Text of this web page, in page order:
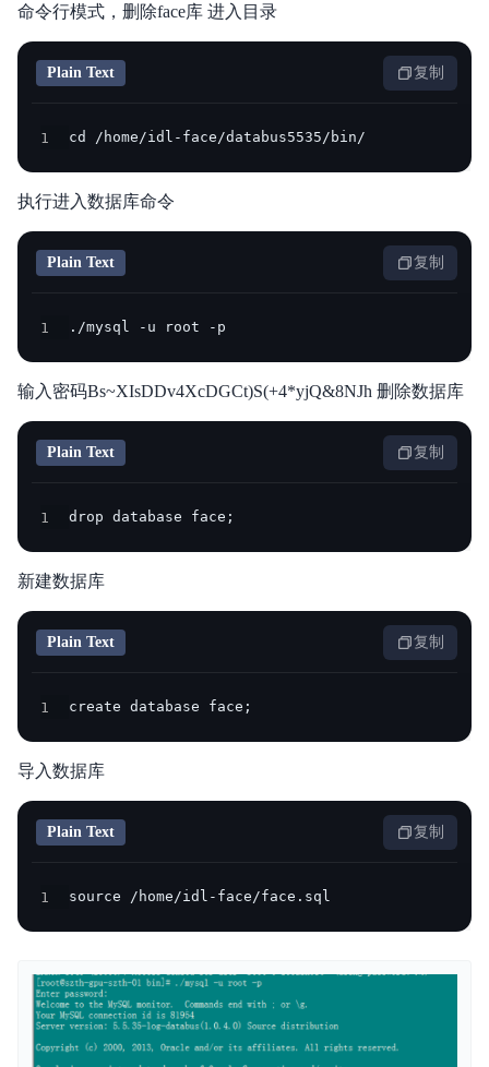
命令行模式，删除face库 进入目录
Plain Text 复制
1 cd /home/idl-face/databus5535/bin/
执行进入数据库命令
Plain Text 复制
1 ./mysql -u root -p
输入密码Bs~XIsDDv4XcDGCt)S(+4*yjQ&8NJh 删除数据库
Plain Text 复制
1 drop database face;
新建数据库
Plain Text 复制
1 create database face;
导入数据库
Plain Text 复制
1 source /home/idl-face/face.sql